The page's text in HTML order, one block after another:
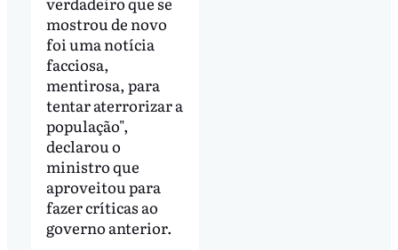
mostrou de novo
foi uma notícia
facciosa,
mentirosa, para
tentar aterrorizar a
população",
declarou o
ministro que
aproveitou para
fazer críticas ao
governo anterior.